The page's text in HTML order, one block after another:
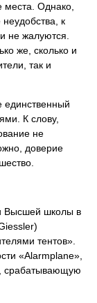
места. Однако,
к
не жалуются.
же, сколько и
так и
единственный
К слову,
не
доверие
Высшей школы в
тентов».
«Alarmplane»,
срабатывающую